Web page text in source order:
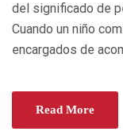
del significado de
Cuando un niño
encargados de
Read More